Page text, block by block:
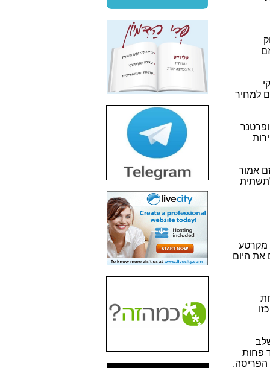
"יש אפליה בחקירה"?
חשיפה: למה השר
משה כחלון לא נחקר
עד היום? -
כאן
הדומה לזו של "תיק
4000" אך בתחום
הסלולר -
חשיפת מה שלא
רוצים שתדעו בעניין
פריסת אנלימיטד
(בניחוח בלתי נסבל) -
כאן
חשיפה: איוב קרא
אישר לקבוצת סלקום
בדיוק מה שביבי אישר
כאן
האם השר איוב קרא
היה צריך בכלל לחתום
על האישור, שנתן
האם ביבי וקרא קבלו
בכלל תמורה עבור
המסמכים בנושא בזק-